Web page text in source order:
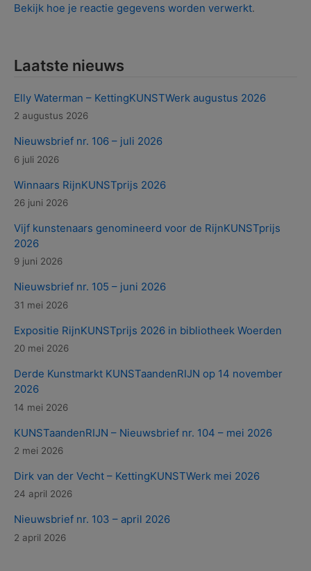
Bekijk hoe je reactie gegevens worden verwerkt.
Laatste nieuws
Elly Waterman – KettingKUNSTWerk augustus 2026
2 augustus 2026
Nieuwsbrief nr. 106 – juli 2026
6 juli 2026
Winnaars RijnKUNSTprijs 2026
26 juni 2026
Vijf kunstenaars genomineerd voor de RijnKUNSTprijs
2026
9 juni 2026
Nieuwsbrief nr. 105 – juni 2026
31 mei 2026
Expositie RijnKUNSTprijs 2026 in bibliotheek Woerden
20 mei 2026
Derde Kunstmarkt KUNSTaandenRIJN op 14 november
2026
14 mei 2026
KUNSTaandenRIJN – Nieuwsbrief nr. 104 – mei 2026
2 mei 2026
Dirk van der Vecht – KettingKUNSTWerk mei 2026
24 april 2026
Nieuwsbrief nr. 103 – april 2026
2 april 2026